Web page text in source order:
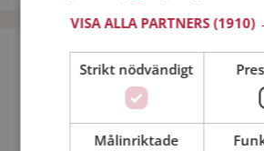
Bli medlem utan
VISA ALLA PARTNERS(1910)
Strikt nödvändigt
Målinriktade